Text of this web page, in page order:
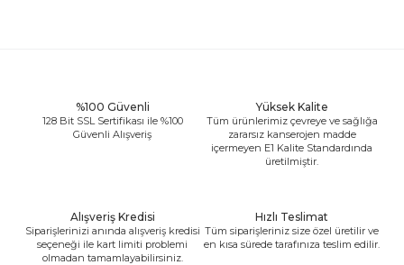
%100 Güvenli
128 Bit SSL Sertifikası ile %100
Güvenli Alışveriş
Yüksek Kalite
Tüm ürünlerimiz çevreye ve sağlığa
zararsız kanserojen madde
içermeyen E1 Kalite Standardında
üretilmiştir.
Alışveriş Kredisi
Siparişlerinizi anında alışveriş kredisi
seçeneği ile kart limiti problemi
olmadan tamamlayabilirsiniz.
Hızlı Teslimat
Tüm siparişleriniz size özel üretilir ve
en kısa sürede tarafınıza teslim edilir.